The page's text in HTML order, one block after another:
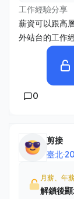
工作經驗分享
薪資可以跟高
外站台的工作
0
剪接
臺北·
月薪、年
解鎖後